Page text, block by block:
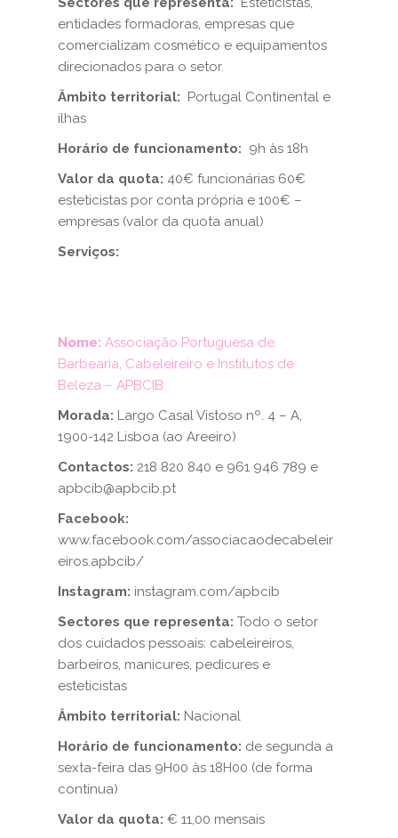
entidades formadoras, empresas que
comercializam cosmético e equipamentos
direcionados para o setor.
Âmbito territorial: Portugal Continental e
ilhas
Horário de funcionamento: 9h às 18h
Valor da quota: 40€ funcionárias 60€
esteticistas por conta própria e 100€ –
empresas (valor da quota anual)
Serviços:
Nome: Associação Portuguesa de
Barbearia, Cabeleireiro e Institutos de
Beleza – APBCIB
Morada: Largo Casal Vistoso nº. 4 – A,
1900-142 Lisboa (ao Areeiro)
Contactos: 218 820 840 e 961 946 789 e
apbcib@apbcib.pt
Facebook:
www.facebook.com/associacaodecabeleir
eiros.apbcib/
Instagram: instagram.com/apbcib
Sectores que representa: Todo o setor
dos cuidados pessoais: cabeleireiros,
barbeiros, manicures, pedicures e
esteticistas
Âmbito territorial: Nacional
Horário de funcionamento: de segunda a
sexta-feira das 9H00 às 18H00 (de forma
contínua)
Valor da quota: € 11,00 mensais